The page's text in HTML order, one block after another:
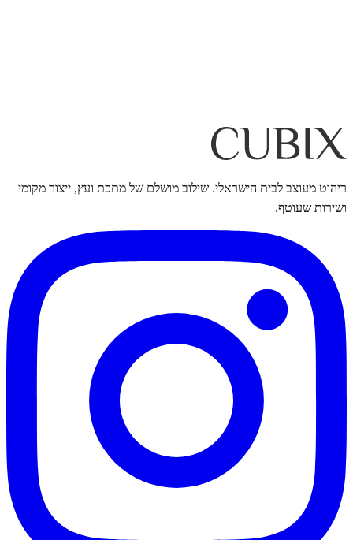
ריהוט מעוצב לבית הישראלי. שילוב מושלם של מתכת ועץ, ייצור מקומי
ושירות שעוטף.